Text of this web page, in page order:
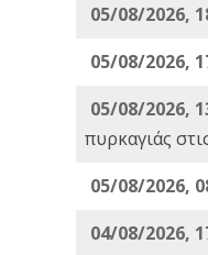
05/08/2026,
05/08/2026,
05/08/2026,
πυρκαγιάς
05/08/2026,
04/08/2026,